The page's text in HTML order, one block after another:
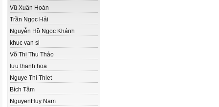
Vũ Xuân Hoàn
Trần Ngọc Hải
Nguyễn Hồ Ngọc Khánh
khuc van si
Võ Thị Thu Thảo
lưu thanh hoa
Nguye Thi Thiet
Bích Tâm
NguyenHuy Nam